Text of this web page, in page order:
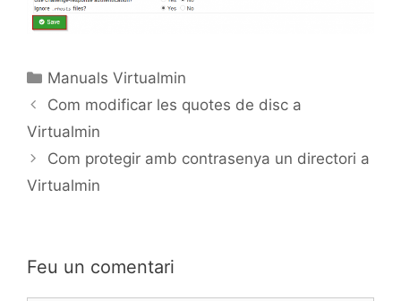
Manuals Virtualmin
Com modificar les quotes de disc a
Virtualmin
Com protegir amb contrasenya un directori a
Virtualmin
Feu un comentari